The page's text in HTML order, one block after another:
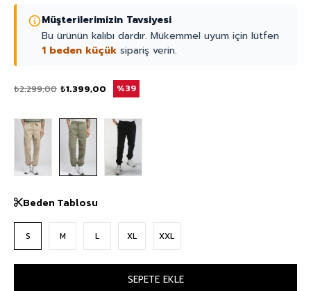
Müşterilerimizin Tavsiyesi
Bu ürünün kalıbı dardır. Mükemmel uyum için lütfen
1 beden küçük sipariş verin.
₺2.299,00 ₺1.399,00 39
Beden Tablosu
S M L XL XXL